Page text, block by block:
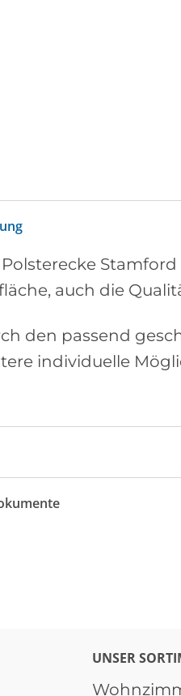
Polsterecke
auch die
den passend
individuelle
UNSER